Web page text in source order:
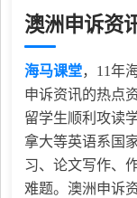
澳洲申诉资
海马课堂， 11年
申诉资讯的热点
留学生顺利攻读
拿大等英语系国
习、论文写作、
难题。澳洲申诉